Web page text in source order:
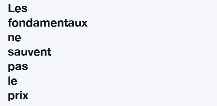
Les
fondamentaux
ne
sauvent
pas
le
prix